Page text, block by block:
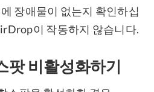
장애물이 없는지 확인하십
이 작동하지 않습니다.
팟 비활성화하기